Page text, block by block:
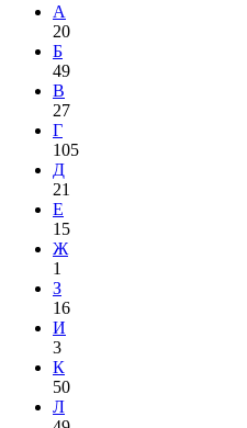
А
20
Б
49
В
27
Г
105
Д
21
Е
15
Ж
1
З
16
И
3
К
50
Л